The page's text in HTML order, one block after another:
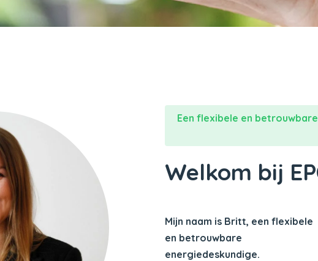
Een flexibele en
Welkom bij
Mijn naam is Britt, een flexibele
en betrouwbare
energiedeskundige.